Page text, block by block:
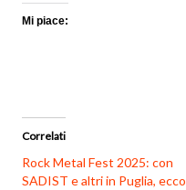
Mi piace:
Correlati
Rock Metal Fest 2025: con
SADIST e altri in Puglia, ecco